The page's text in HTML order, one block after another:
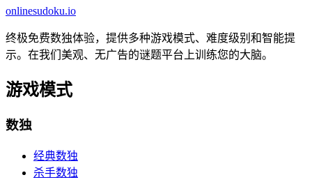
onlinesudoku.io
终极免费数独体验，提供多种游戏模式、难度级别和智能提
示。在我们美观、无广告的谜题平台上训练您的大脑。
游戏模式
数独
经典数独
杀手数独